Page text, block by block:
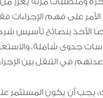
الأمر على فهم
الأخذ بنصائح تأسيس
جدوى شاملة،
في التنقل بين
يجب أن يكون المستثمر